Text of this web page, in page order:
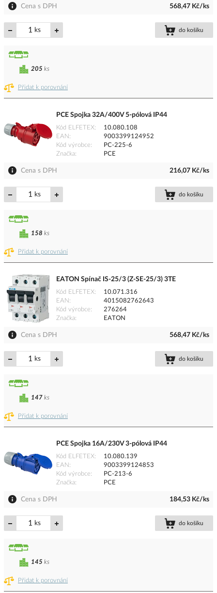
Cena s DPH 568,47 Kč/ks
ks do košíku
Přidat k porovnání
205 ks
PCE Spojka 32A/400V 5-pólová IP44
Kód ELFETEX
10.080.108
EAN
9003399124952
Kód výrobce
PC-225-6
Značka
PCE
Cena s DPH 216,07 Kč/ks
ks do košíku
Přidat k porovnání
158 ks
EATON Spínač IS-25/3 (Z-SE-25/3) 3TE
Kód ELFETEX
10.071.316
EAN
4015082762643
Kód výrobce
276264
Značka
EATON
Cena s DPH 568,47 Kč/ks
ks do košíku
Přidat k porovnání
147 ks
PCE Spojka 16A/230V 3-pólová IP44
Kód ELFETEX
10.080.139
EAN
9003399124853
Kód výrobce
PC-213-6
Značka
PCE
Cena s DPH 184,53 Kč/ks
ks do košíku
Přidat k porovnání
145 ks